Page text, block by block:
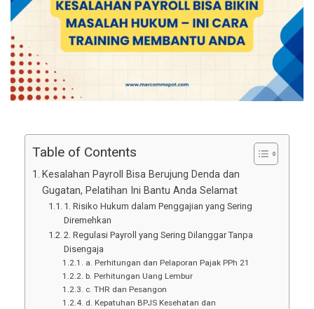
Table of Contents
Kesalahan Payroll Bisa Berujung Denda dan
Gugatan, Pelatihan Ini Bantu Anda Selamat
1. Risiko Hukum dalam Penggajian yang Sering
Diremehkan
2. Regulasi Payroll yang Sering Dilanggar Tanpa
Disengaja
a. Perhitungan dan Pelaporan Pajak PPh 21
b. Perhitungan Uang Lembur
c. THR dan Pesangon
d. Kepatuhan BPJS Kesehatan dan